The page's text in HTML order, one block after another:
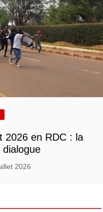
2026 en RDC : la
dialogue
2026